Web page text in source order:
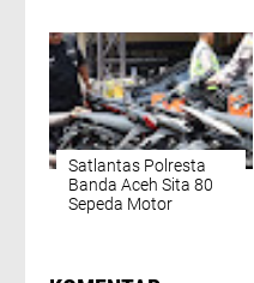
Hidrometeorologi
Satlantas Polresta
Banda Aceh Sita 80
Sepeda Motor